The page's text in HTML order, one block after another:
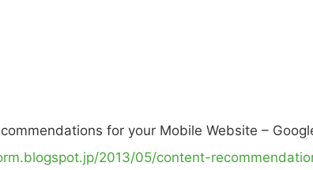
for your Mobile Website –
2013/05/content-